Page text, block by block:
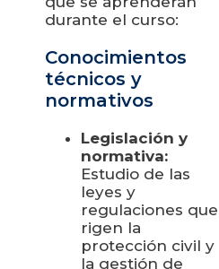
durante el curso:
Conocimientos
técnicos y
normativos
Legislación y
normativa:
Estudio de las
leyes y
regulaciones que
rigen la
protección civil y
la gestión de